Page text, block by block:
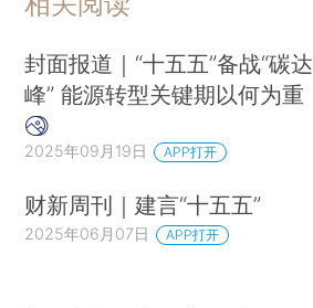
封面报道｜“十五五”备战“碳达
峰” 能源转型关键期以何为重
2025年09月19日 APP打开
财新周刊｜建言“十五五”
2025年06月07日 APP打开